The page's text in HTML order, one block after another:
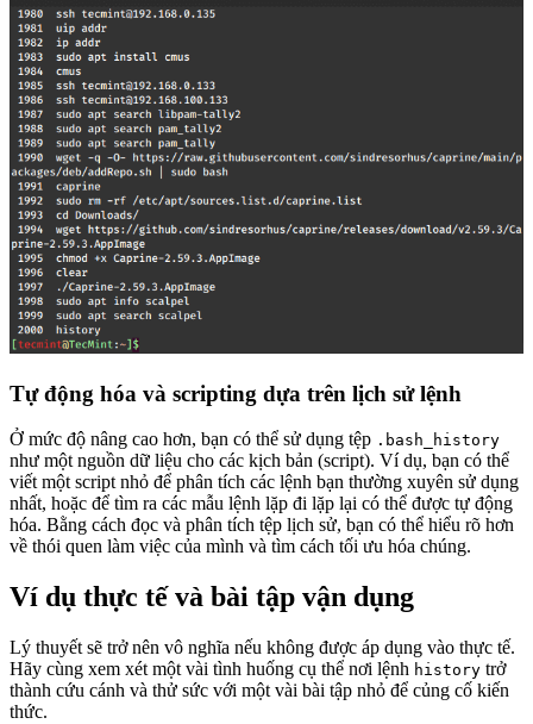
Tự động hóa và scripting dựa trên lịch sử lệnh
Ở mức độ nâng cao hơn, bạn có thể sử dụng tệp .bash_history
như một nguồn dữ liệu cho các kịch bản (script). Ví dụ, bạn có thể
viết một script nhỏ để phân tích các lệnh bạn thường xuyên sử dụng
nhất, hoặc để tìm ra các mẫu lệnh lặp đi lặp lại có thể được tự động
hóa. Bằng cách đọc và phân tích tệp lịch sử, bạn có thể hiểu rõ hơn
về thói quen làm việc của mình và tìm cách tối ưu hóa chúng.
Ví dụ thực tế và bài tập vận dụng
Lý thuyết sẽ trở nên vô nghĩa nếu không được áp dụng vào thực tế.
Hãy cùng xem xét một vài tình huống cụ thể nơi lệnh history trở
thành cứu cánh và thử sức với một vài bài tập nhỏ để củng cố kiến
thức.